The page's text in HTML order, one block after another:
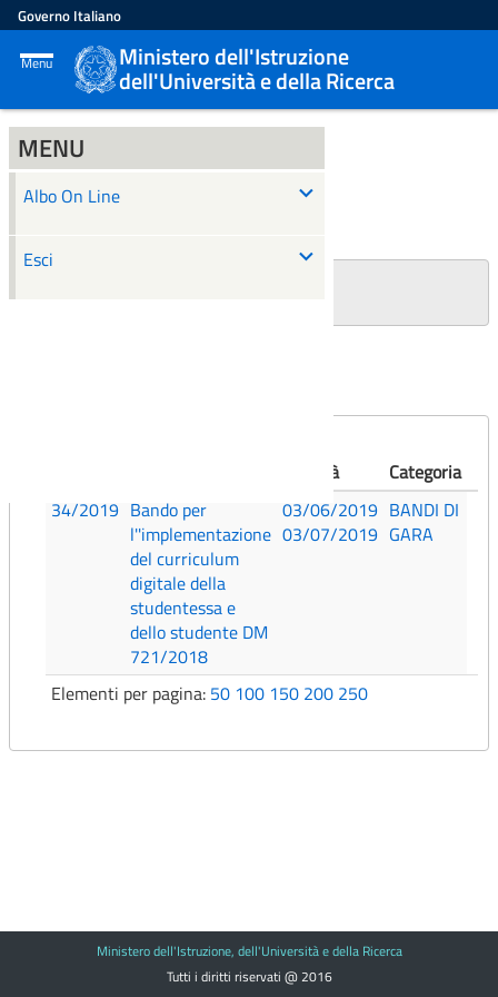
Governo Italiano
Menu Ministero dell'Istruzione
dell'Università e della Ricerca
MENU
Albo On Line
Esci
ALBO ON LINE
Ricerca
Validità
Categoria
34/2019 Bando per
l''implementazione
del curriculum
digitale della
studentessa e
dello studente DM
721/2018
03/06/2019
03/07/2019
BANDI DI
GARA
Elementi per pagina: 50 100 150 200 250
Ministero dell'Istruzione, dell'Università e della Ricerca
Tutti i diritti riservati @ 2016